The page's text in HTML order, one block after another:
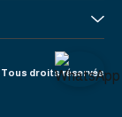
Tous droits réservés